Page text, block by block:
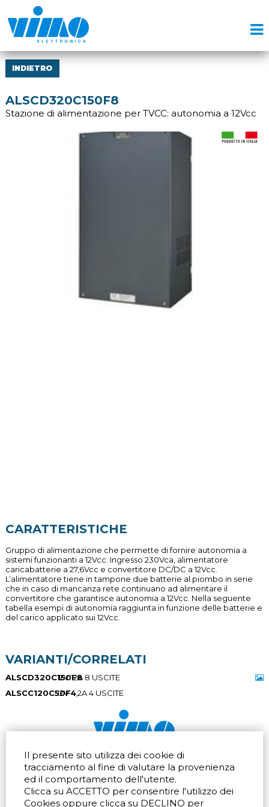
Il presente sito utilizza dei cookie di
tracciamento al fine di valutare la provenienza
ed il comportamento dell'utente.
Clicca su ACCETTO per consentire l'utilizzo dei
Cookies oppure clicca su DECLINO per
INDIETRO
ALSCD320C150F8
Stazione di alimentazione per TVCC: autonomia a 12Vcc
CARATTERISTICHE
Gruppo di alimentazione che permette di fornire autonomia a
sistemi funzionanti a 12Vcc. Ingresso 230Vca, alimentatore
caricabatterie a 27,6Vcc e convertitore DC/DC a 12Vcc.
L’alimentatore tiene in tampone due batterie al piombo in serie
che in caso di mancanza rete continuano ad alimentare il
convertitore che garantisce autonomia a 12Vcc. Nella seguente
tabella esempi di autonomia raggiunta in funzione delle batterie e
del carico applicato sui 12Vcc.
VARIANTI/CORRELATI
ALSCD320C150F812V 12A 8 USCITE
ALSCC120C50F412V 4,2A 4 USCITE
Via dell'artigianato 32Q
20865 Usmate Velate (MB)
Indicazioni Stradali
Tel. +39 039 672520
Fax +39 039 672568
Email
Via Pontina 583
Roma (RM) 00128
Via San Crispino 64
Padova (PD) 35129